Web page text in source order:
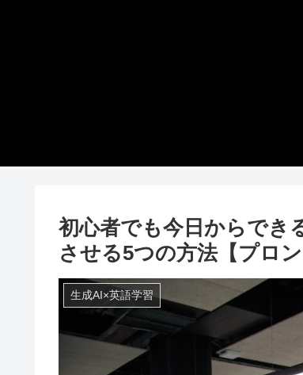
初心者でも今日からでき
させる5つの方法【プロン
生成AI×英語学習